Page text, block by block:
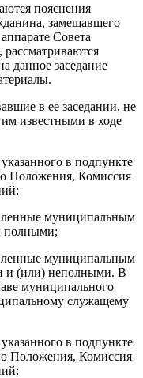
пояснения
замещавшего
Совета
рассматриваются
данное заседание
в ее заседании, не
им известными в ходе
в подпункте
Положения, Комиссия
муниципальным
полными;
муниципальным
и (или) неполными. В
муниципального
служащему
в подпункте
Положения, Комиссия